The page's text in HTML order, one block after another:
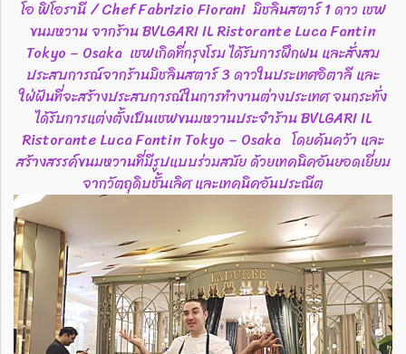
โอ ฟิโอรานี / Chef Fabrizio Fiorani มิชลินสตาร์ 1 ดาว เชฟ
ขนมหวาน จากร้าน BVLGARI IL Ristorante Luca Fantin
Tokyo – Osaka เชฟเกิดที่กรุงโรม ได้รับการฝึกฝน และสั่งสม
ประสบการณ์จากร้านมิชลินสตาร์ 3 ดาวในประเทศอิตาลี และ
ใฝ่ฝันที่จะสร้างประสบการณ์ในการทำงานต่างประเทศ จนกระทั่ง
ได้รับการแต่งตั้งเป็นเชฟขนมหวานประจำร้าน BVLGARI IL
Ristorante Luca Fantin Tokyo – Osaka โดยค้นคว้า และ
สร้างสรรค์ขนมหวานที่มีรูปแบบร่วมสมัย ด้วยเทคนิคอันยอดเยี่ยม
จากวัตถุดิบชั้นเลิศ และเทคนิคอันประณีต